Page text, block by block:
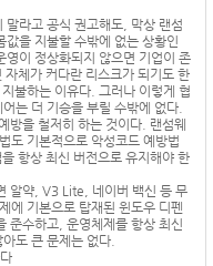
말라고 공식 권고해도, 막상 랜섬
을 지불할 수밖에 없는 상황인
이 정상화되지 않으면 기업이 존
체가 커다란 리스크가 되기도 한
불하는 이유다. 그러나 이렇게 협
는 더 기승을 부릴 수밖에 없다.
방을 철저히 하는 것이다. 랜섬웨
도 기본적으로 악성코드 예방법
항상 최신 버전으로 유지해야 한
알약, V3 Lite, 네이버 백신 등 무
에 기본으로 탑재된 윈도우 디펜
준수하고, 운영체제를 항상 최신
도 큰 문제는 없다.